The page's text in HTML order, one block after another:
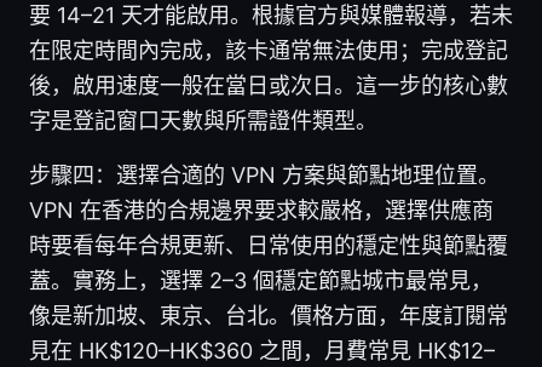
要 14–21 天才能啟用。根據官方與媒體報導，若未
在限定時間內完成，該卡通常無法使用；完成登記
後，啟用速度一般在當日或次日。這一步的核心數
字是登記窗口天數與所需證件類型。
步驟四：選擇合適的 VPN 方案與節點地理位置。
VPN 在香港的合規邊界要求較嚴格，選擇供應商
時要看每年合規更新、日常使用的穩定性與節點覆
蓋。實務上，選擇 2–3 個穩定節點城市最常見，
像是新加坡、東京、台北。價格方面，年度訂閱常
見在 HK$120–HK$360 之間，月費常見 HK$12–